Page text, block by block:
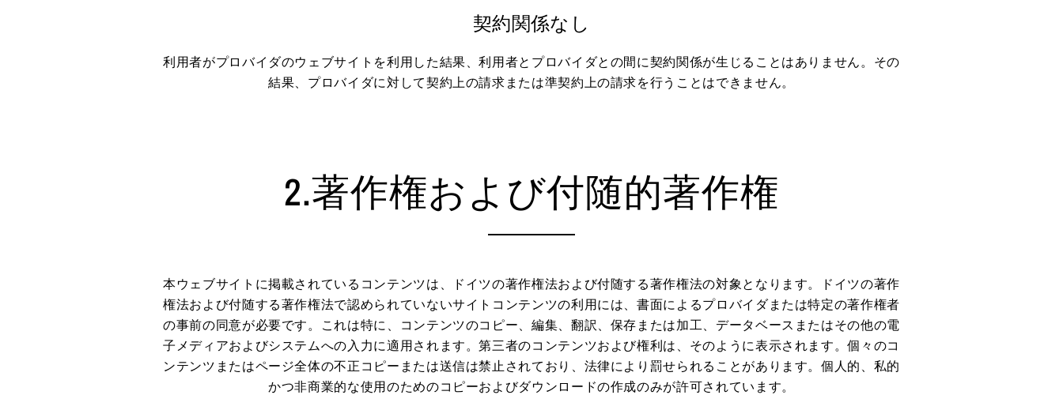
契約関係なし
利用者がプロバイダのウェブサイトを利用した結果、利用者とプロバイダとの間に契約関係が生じることはありません。その
結果、プロバイダに対して契約上の請求または準契約上の請求を行うことはできません。
2.著作権および付随的著作権
本ウェブサイトに掲載されているコンテンツは、ドイツの著作権法および付随する著作権法の対象となります。ドイツの著作
権法および付随する著作権法で認められていないサイトコンテンツの利用には、書面によるプロバイダまたは特定の著作権者
の事前の同意が必要です。これは特に、コンテンツのコピー、編集、翻訳、保存または加工、データベースまたはその他の電
子メディアおよびシステムへの入力に適用されます。第三者のコンテンツおよび権利は、そのように表示されます。個々のコ
ンテンツまたはページ全体の不正コピーまたは送信は禁止されており、法律により罰せられることがあります。個人的、私的
かつ非商業的な使用のためのコピーおよびダウンロードの作成のみが許可されています。